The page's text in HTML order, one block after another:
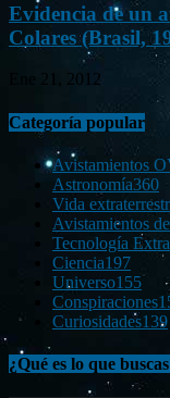
Evidencia de un
Colares (Brasil,
Ene 21, 2012
Categoría popular
Avistamientos
Astronomía360
Vida
Avistamientos
Tecnología
Ciencia197
Universo155
Conspiraciones
Curiosidades139
¿Qué es lo que